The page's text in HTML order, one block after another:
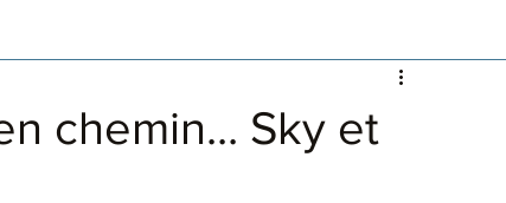
chemin... Sky et